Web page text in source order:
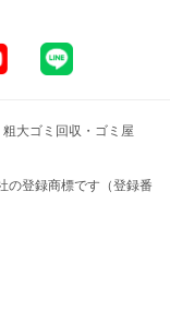
大ゴミ回収・ゴミ屋
の登録商標です（登録番